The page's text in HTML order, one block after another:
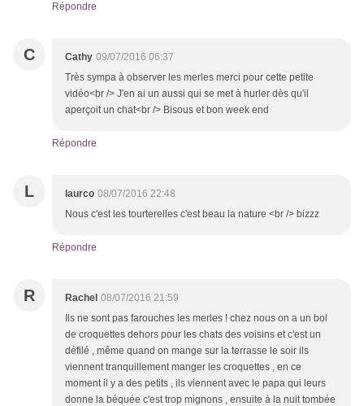
Répondre
C Cathy 09/07/2016 06:37
Très sympa à observer les merles merci pour cette petite
vidéo<br /> J'en ai un aussi qui se met à hurler dès qu'il
aperçoit un chat<br /> Bisous et bon week end
Répondre
L laurco 08/07/2016 22:48
Nous c'est les tourterelles c'est beau la nature <br /> bizzz
Répondre
R Rachel 08/07/2016 21:59
Ils ne sont pas farouches les merles ! chez nous on a un bol
de croquettes dehors pour les chats des voisins et c'est un
défilé , même quand on mange sur la terrasse le soir ils
viennent tranquillement manger les croquettes , en ce
moment il y a des petits , ils viennent avec le papa qui leurs
donne la béquée c'est trop mignons , ensuite à la nuit tombée